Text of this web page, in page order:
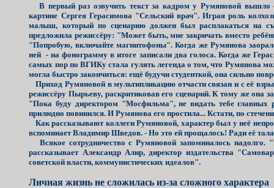
В первый раз озвучить текст за кадром у Румяновой вышло
картине Сергея Герасимова "Сельский врач". Играя роль
малыш, который по сценарию должен был расплакаться на
предложила режиссёру: "Может быть, мне закричать вместо
"Попробую, включайте магнитофоны". Когда же Румянова
ней - на фонограмму в итоге записали два голоса. Когда же
самых пор по ВГИКу стала гулять легенда о том, что Румянова
могла быстро закончиться: ещё будучи студенткой, она сильно
Приход Румяновой в мультипликацию отчасти связан и с её
режиссёру Пырьеву, раскритиковав его сценарий. К тому же она
"Пока буду директором "Мосфильма", не видать тебе
прилюдно повинился. И Румянова его простила... Кстати, по
Как рассказывают коллеги Румяновой, характер был у неё
вспоминает Владимир Шведов. - Но это ей прощалось! Ради её
Всякое сотрудничество с Румяновой запоминалось
рассказывает Александр Алир, директор издательства
советской власти, коммунистических идеалов".
Личная жизнь не сложилась из-за сложного характера